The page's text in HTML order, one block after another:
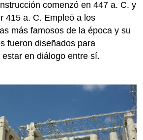
comenzó en 447 a. C. y
415 a. C. Empleó a los
más famosos de la época y su
fueron diseñados para
en diálogo entre sí.